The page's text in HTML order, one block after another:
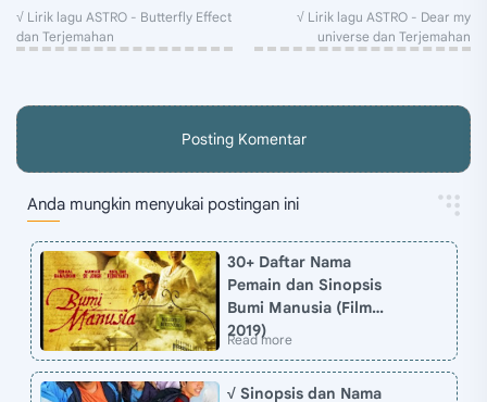
Posting Komentar
Anda mungkin menyukai postingan ini
30+ Daftar Nama
Pemain dan Sinopsis
Bumi Manusia (Film
2019)
√ Sinopsis dan Nama